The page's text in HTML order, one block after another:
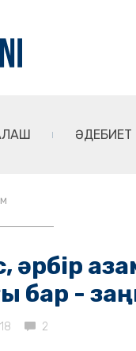
ӘДЕБИЕТ
бар -
2